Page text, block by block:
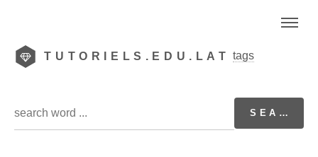
TUTORIELS.EDU.LAT tags